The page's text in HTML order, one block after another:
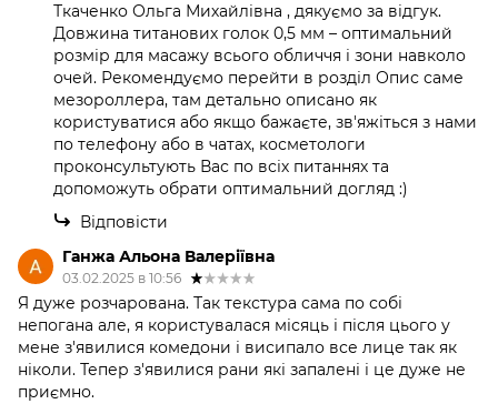
Ткаченко Ольга Михайлівна , дякуємо за відгук.
Довжина титанових голок 0,5 мм – оптимальний
розмір для масажу всього обличчя і зони навколо
очей. Рекомендуємо перейти в розділ Опис саме
мезороллера, там детально описано як
користуватися або якщо бажаєте, зв'яжіться з нами
по телефону або в чатах, косметологи
проконсультують Вас по всіх питаннях та
допоможуть обрати оптимальний догляд :)
Відповісти
Ганжа Альона Валеріївна
03.02.2025 в 10:56
Я дуже розчарована. Так текстура сама по собі
непогана але, я користувалася місяць і після цього у
мене з'явилися комедони і висипало все лице так як
ніколи. Тепер з'явилися рани які запалені і це дуже не
приємно.